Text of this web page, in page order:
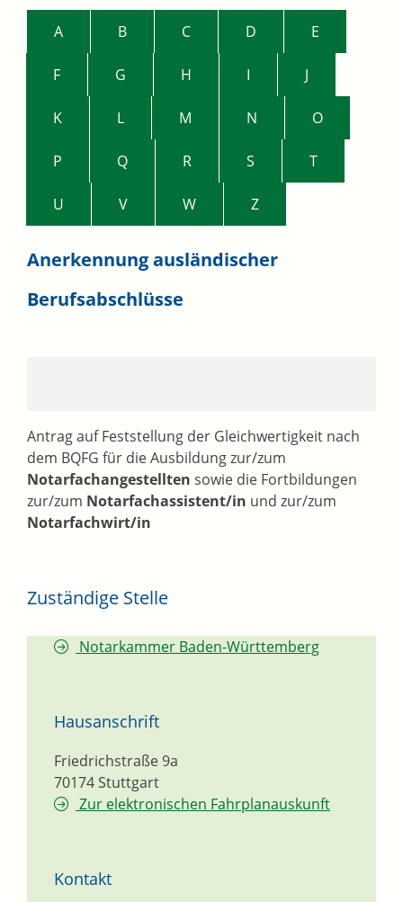
A B C D E
F G H I J
K L M N O
P Q R S T
U V W Z
Anerkennung ausländischer
Berufsabschlüsse
Antrag auf Feststellung der Gleichwertigkeit nach
dem BQFG für die Ausbildung zur/zum
Notarfachangestellten sowie die Fortbildungen
zur/zum Notarfachassistent/in und zur/zum
Notarfachwirt/in
Zuständige Stelle
Notarkammer Baden-Württemberg
Hausanschrift
Friedrichstraße 9a
70174Stuttgart
Zur elektronischen Fahrplanauskunft
Kontakt